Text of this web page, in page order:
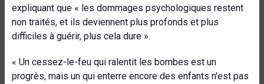
expliquant que « les dommages psychologiques restent
non traités, et ils deviennent plus profonds et plus
difficiles à guérir, plus cela dure ».
« Un cessez-le-feu qui ralentit les bombes est un
progrès, mais un qui enterre encore des enfants n'est pas